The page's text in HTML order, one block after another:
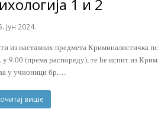
1 и 2
јун 2024.
из наставних предмета Криминалистичка
у 9.00 (према распореду), те ће испит из
у учионици бр.…
више